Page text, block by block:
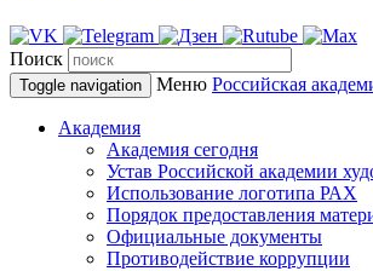
Поиск
Toggle navigation Меню Российская
Академия
Академия сегодня
Устав Российской академии
Использование логотипа РАХ
Порядок предоставления
Официальные документы
Противодействие коррупции